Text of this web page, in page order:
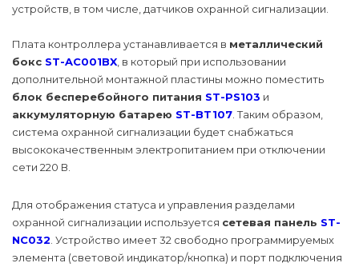
устройств, в том числе, датчиков охранной сигнализации.
Плата контроллера устанавливается в металлический
бокс ST-AC001BX , в который при использовании
дополнительной монтажной пластины можно поместить
блок бесперебойного питания ST-PS103 и
аккумуляторную батарею ST-BT107 . Таким образом,
система охранной сигнализации будет снабжаться
высококачественным электропитанием при отключении
сети 220 В.
Для отображения статуса и управления разделами
охранной сигнализации используется сетевая панель ST-
NC032 . Устройство имеет 32 свободно программируемых
элемента (световой индикатор/кнопка) и порт подключения